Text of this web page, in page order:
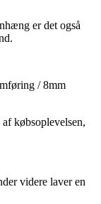
er det også
/ 8mm
købsoplevelsen,
videre laver en